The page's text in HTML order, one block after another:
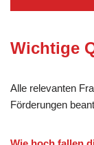
Wichtige
Alle relevanten
Förderungen